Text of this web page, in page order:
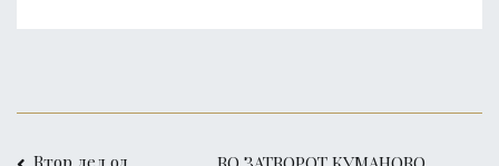
Втор дел од